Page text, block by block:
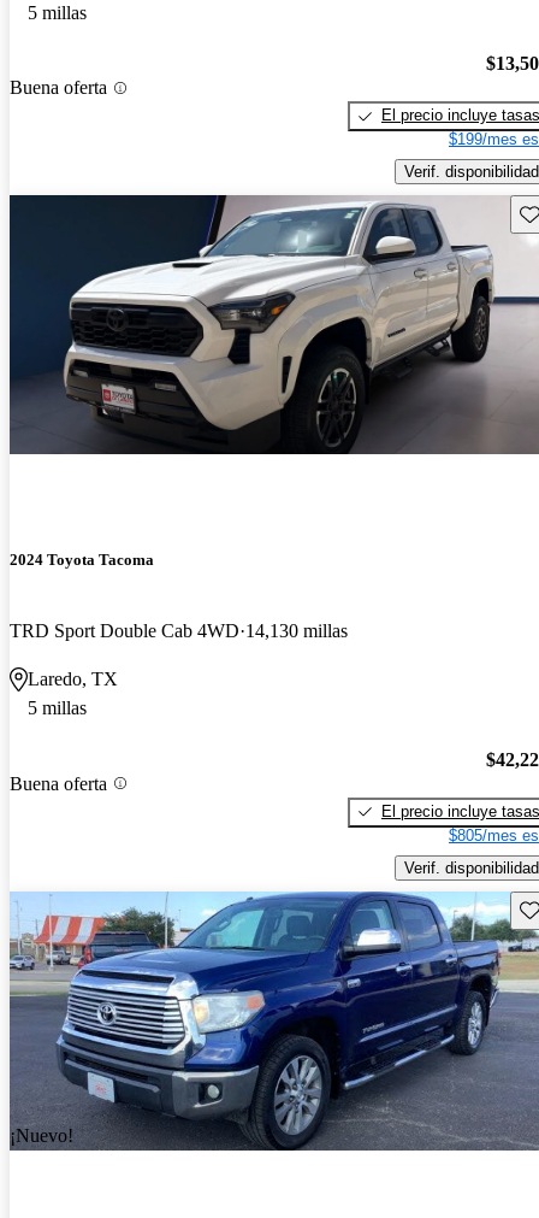
5 millas
Buena oferta
El precio incluye tasas
$199/mes
Verif. disponibilidad
2024 Toyota Tacoma
TRD Sport Double Cab 4WD 14,130 millas
Laredo, TX
5 millas
Buena oferta
El precio incluye tasas
$805/mes
Verif. disponibilidad
¡Nuevo!